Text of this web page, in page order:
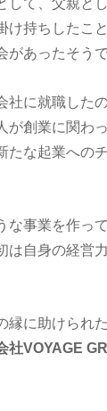
け持ちしたこ
あったそうで
社に就職した
が創業に関わ
たな起業への
な事業を作っ
は自身の経営
縁に助けられ
社VOYAGE